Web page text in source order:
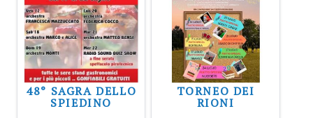
48° SAGRA DELLO
SPIEDINO
TORNEO DEI
RIONI